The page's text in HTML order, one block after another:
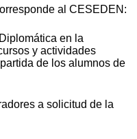
al CESEDEN:
en la
y actividades
de los alumnos de
a solicitud de la